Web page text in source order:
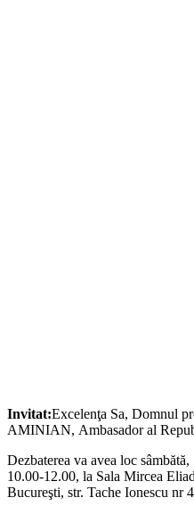
Invitat:Excelenţa Sa, Domnul
AMINIAN, Ambasador al
Dezbaterea va avea loc
10.00-12.00, la Sala Mircea
Bucureşti, str. Tache Ionescu nr